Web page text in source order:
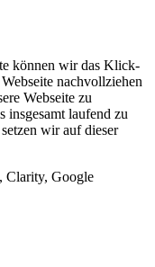
können wir das Klick-
nachvollziehen
Webseite zu
insgesamt laufend zu
wir auf dieser
Clarity, Google